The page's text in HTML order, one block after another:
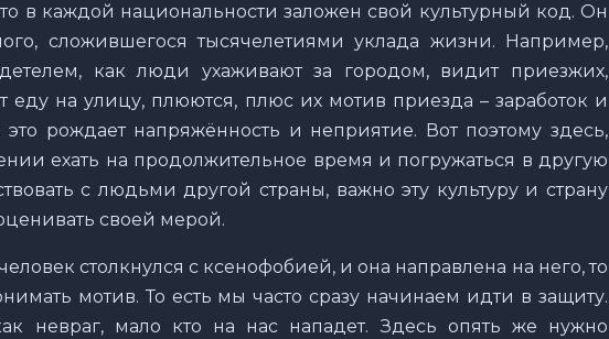
в каждой национальности заложен свой культурный код. Он
сложившегося тысячелетиями уклада жизни. Например,
как люди ухаживают за городом, видит приезжих,
еду на улицу, плюются, плюс их мотив приезда – заработок и
это рождает напряжённость и неприятие. Вот поэтому здесь,
ехать на продолжительное время и погружаться в другую
с людьми другой страны, важно эту культуру и страну
своей мерой.
столкнулся с ксенофобией, и она направлена на него, то
мотив. То есть мы часто сразу начинаем идти в защиту.
невраг, мало кто на нас нападет. Здесь опять же нужно